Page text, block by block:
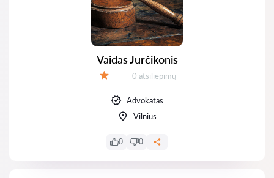
Vaidas Jurčikonis
Atsiliepimų:
0 atsiliepimų
Advokatas
Vilnius
0 0